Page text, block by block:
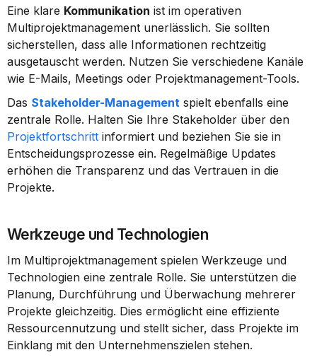
Eine klare Kommunikation ist im operativen
Multiprojektmanagement unerlässlich. Sie sollten
sicherstellen, dass alle Informationen rechtzeitig
ausgetauscht werden. Nutzen Sie verschiedene Kanäle
wie E-Mails, Meetings oder Projektmanagement-Tools.
Das Stakeholder-Management spielt ebenfalls eine
Projektfortschritt informiert und beziehen Sie sie in
Entscheidungsprozesse ein. Regelmäßige Updates
erhöhen die Transparenz und das Vertrauen in die
Projekte.
Werkzeuge und Technologien
Im Multiprojektmanagement spielen Werkzeuge und
Technologien eine zentrale Rolle. Sie unterstützen die
Planung, Durchführung und Überwachung mehrerer
Projekte gleichzeitig. Dies ermöglicht eine effiziente
Ressourcennutzung und stellt sicher, dass Projekte im
Einklang mit den Unternehmenszielen stehen.